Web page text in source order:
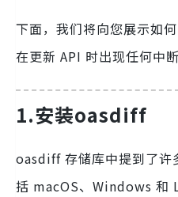
下面，我们将向您展示如
在更新 API 时出现任何中
1.安装oasdiff
oasdiff 存储库中提到了
括 macOS、Windows 和